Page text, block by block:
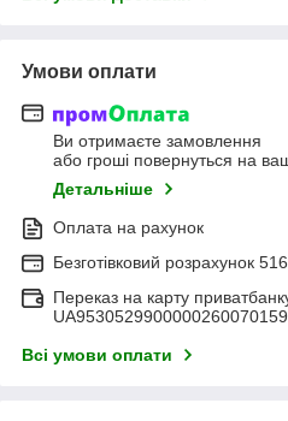
Умови оплати
Ви отримаєте замовлення
або гроші повернуться на
Детальніше
Оплата на рахунок
Безготівковий розрахунок
Переказ на карту
Всі умови оплати